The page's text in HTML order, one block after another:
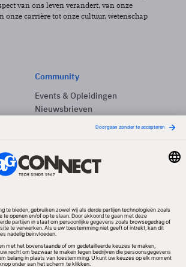
van ons leven verandert, van onze
onze carrière tot onze cultuur, wetenschap
Community
Events & Opleidingen
Nieuwsbrieven